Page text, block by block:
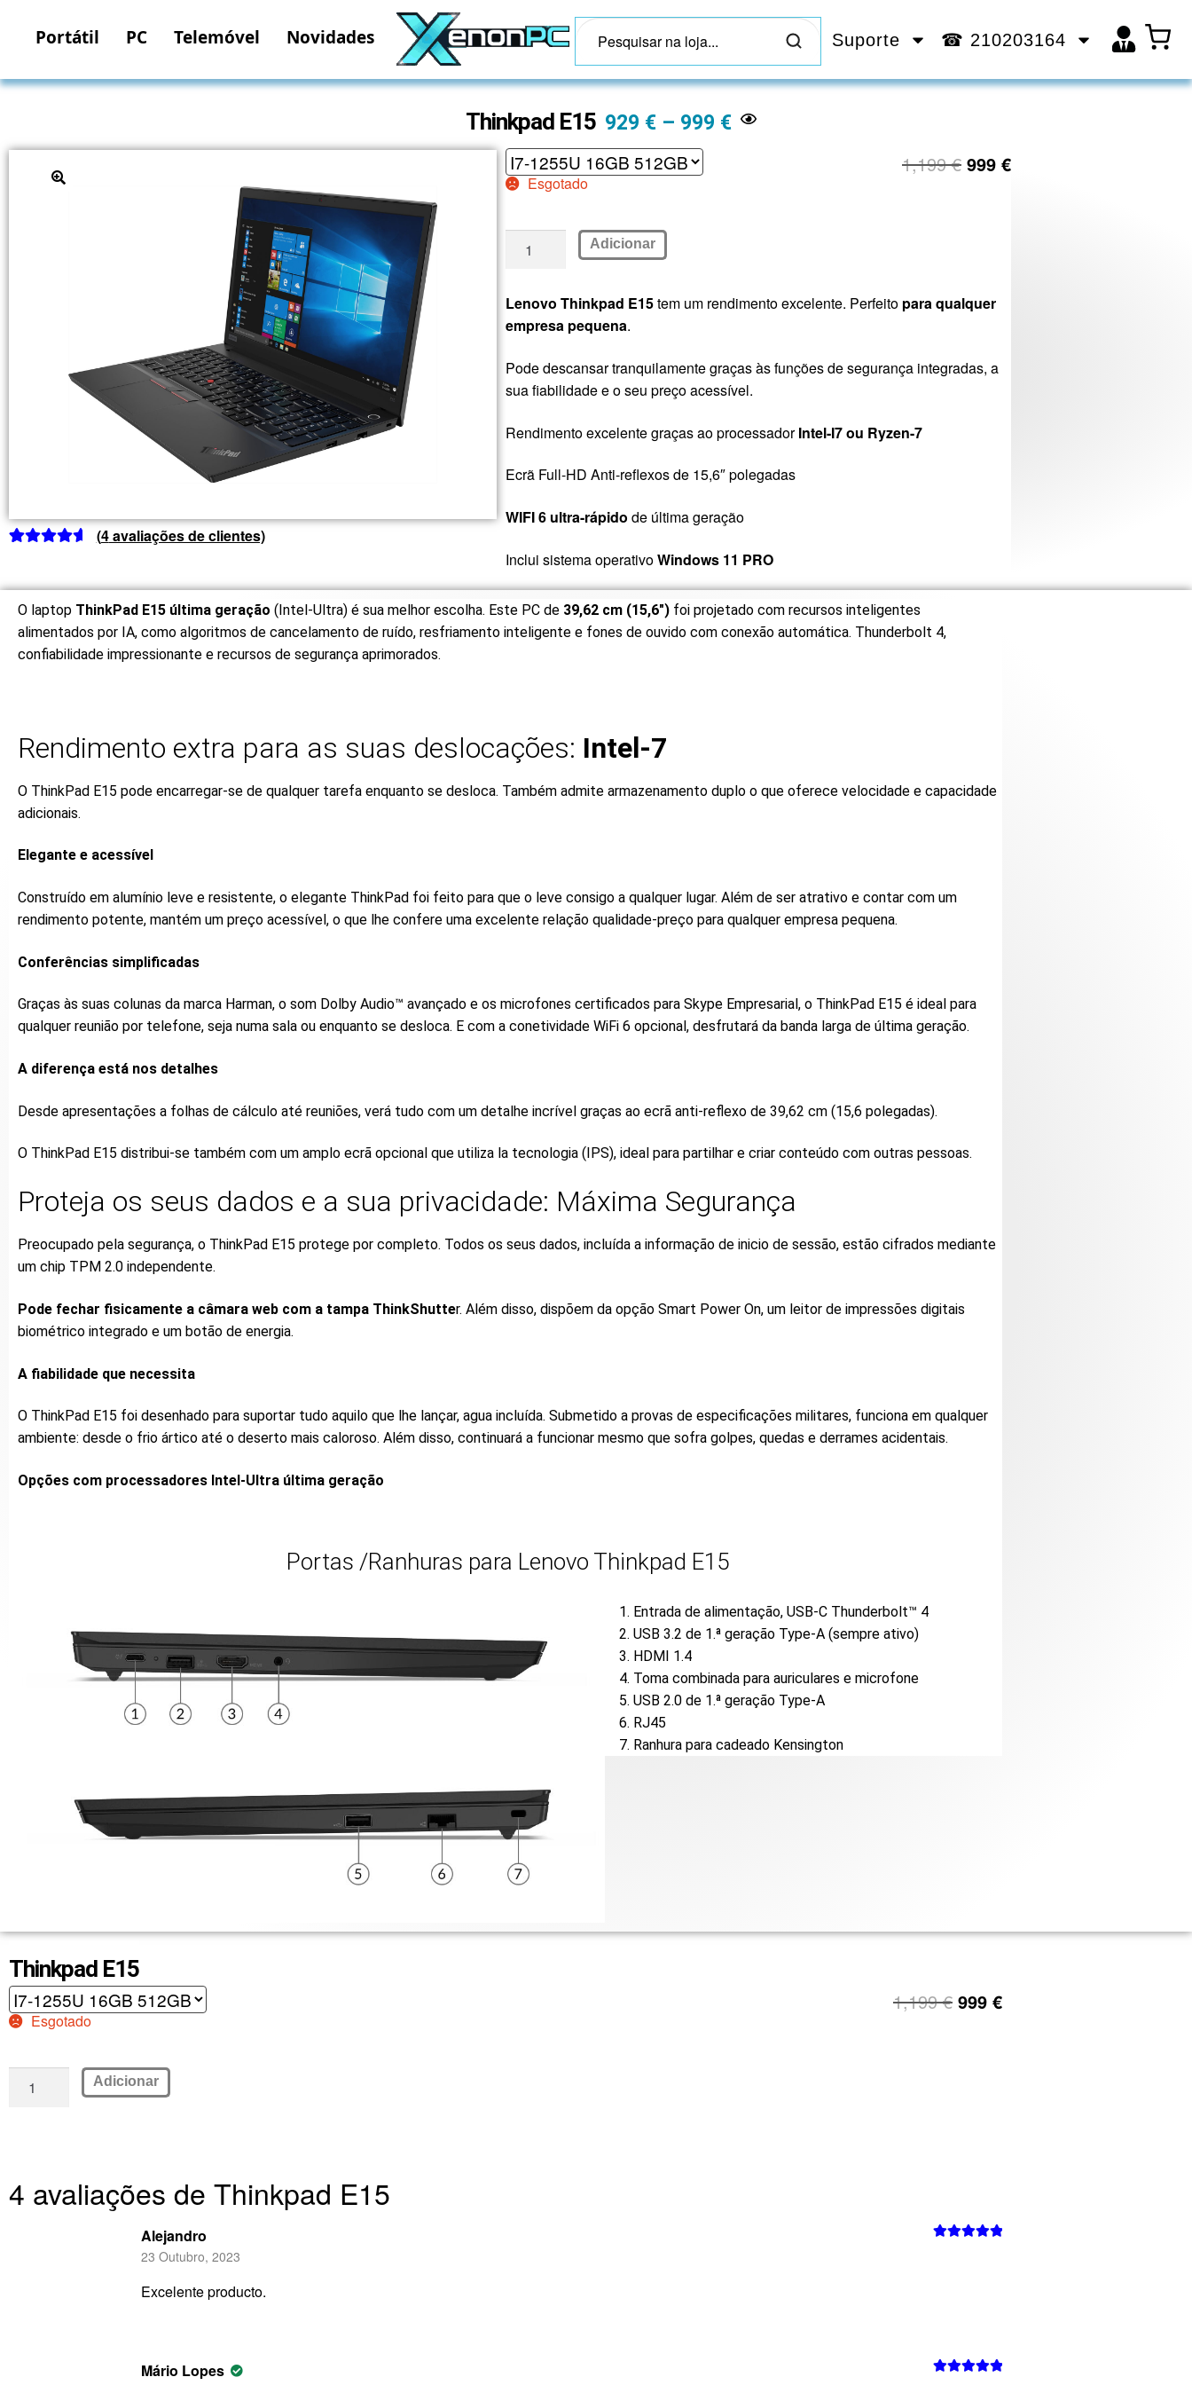
Portátil PC Telemóvel Novidades Suporte ☎ 210203164
Thinkpad E15 929 € – 999 €
classificaçõe
(4avaliações de clientes)
1,199€ 999 €
Esgotado
Adicionar
Lenovo Thinkpad E15tem um rendimento excelente. Perfeito para qualquer
empresa pequena.
Pode descansar tranquilamente graças às funções de segurança integradas, a
sua fiabilidade e o seu preço acessível.
Rendimento excelente graças ao processadorIntel-I7 ou Ryzen-7
Ecrã Full-HD Anti-reflexos de 15,6″ polegadas
WIFI 6 ultra-rápido de última geração
Inclui sistema operativoWindows 11 PRO
O laptop ThinkPad E15 última geração (Intel-Ultra) é sua melhor escolha. Este PC de 39,62 cm (15,6″) foi projetado com recursos inteligentes
alimentados por IA, como algoritmos de cancelamento de ruído, resfriamento inteligente e fones de ouvido com conexão automática. Thunderbolt 4,
confiabilidade impressionante e recursos de segurança aprimorados.
Rendimento extra para as suas deslocações: Intel-7
O ThinkPad E15 pode encarregar-se de qualquer tarefa enquanto se desloca. Também admite armazenamento duplo o que oferece velocidade e capacidade
adicionais.
Elegante e acessível
Construído em alumínio leve e resistente, o elegante ThinkPad foi feito para que o leve consigo a qualquer lugar. Além de ser atrativo e contar com um
rendimento potente, mantém um preço acessível, o que lhe confere uma excelente relação qualidade-preço para qualquer empresa pequena.
Conferências simplificadas
Graças às suas colunas da marca Harman, o som Dolby Audio™ avançado e os microfones certificados para Skype Empresarial, o ThinkPad E15 é ideal para
qualquer reunião por telefone, seja numa sala ou enquanto se desloca. E com a conetividade WiFi 6 opcional, desfrutará da banda larga de última geração.
A diferença está nos detalhes
Desde apresentações a folhas de cálculo até reuniões, verá tudo com um detalhe incrível graças ao ecrã anti-reflexo de 39,62 cm (15,6 polegadas).
O ThinkPad E15 distribui-se também com um amplo ecrã opcional que utiliza la tecnologia (IPS), ideal para partilhar e criar conteúdo com outras pessoas.
Proteja os seus dados e a sua privacidade: Máxima Segurança
Preocupado pela segurança, o ThinkPad E15 protege por completo. Todos os seus dados, incluída a informação de inicio de sessão, estão cifrados mediante
um chip TPM 2.0 independente.
Pode fechar fisicamente a câmara web com a tampa ThinkShutter. Além disso, dispõem da opção Smart Power On, um leitor de impressões digitais
biométrico integrado e um botão de energia.
A fiabilidade que necessita
O ThinkPad E15 foi desenhado para suportar tudo aquilo que lhe lançar, agua incluída. Submetido a provas de especificações militares, funciona em qualquer
ambiente: desde o frio ártico até o deserto mais caloroso. Além disso, continuará a funcionar mesmo que sofra golpes, quedas e derrames acidentais.
Opções com processadores Intel-Ultra última geração
Portas /Ranhuras para Lenovo Thinkpad E15
1. Entrada de alimentação, USB-C Thunderbolt™ 4
2. USB 3.2 de 1.ª geração Type-A (sempre ativo)
3. HDMI 1.4
4. Toma combinada para auriculares e microfone
5. USB 2.0 de 1.ª geração Type-A
6. RJ45
7. Ranhura para cadeado Kensington
Thinkpad E15
1,199€ 999 €
Esgotado
Adicionar
4 avaliações de Thinkpad E15
Alejandro
23 Outubro, 2023
Excelente producto.
Mário Lopes